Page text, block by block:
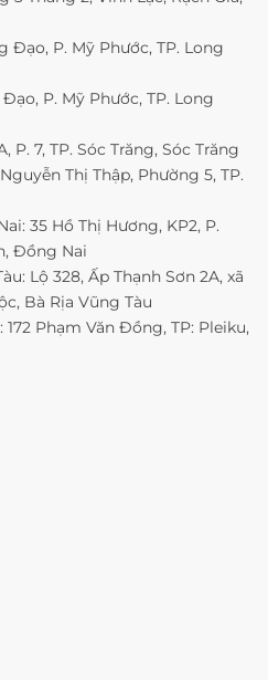
Đạo, P. Mỹ Phước, TP. Long
P. Mỹ Phước, TP. Long
P. 7, TP. Sóc Trăng, Sóc Trăng
Thị Thập, Phường 5, TP.
35 Hồ Thị Hương, KP2, P.
Đồng Nai
Lộ 328, Ấp Thạnh Sơn 2A, xã
Bà Rịa Vũng Tàu
Phạm Văn Đồng, TP: Pleiku,